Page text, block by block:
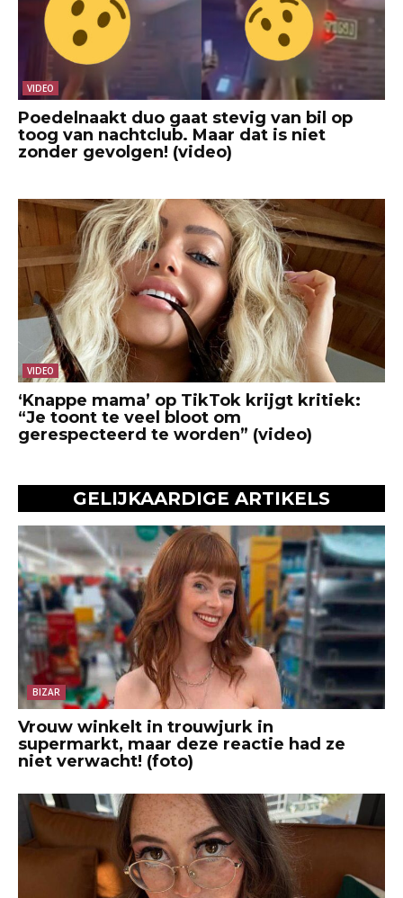
VIDEO
Poedelnaakt duo gaat stevig van bil op
toog van nachtclub. Maar dat is niet
zonder gevolgen! (video)
VIDEO
‘Knappe mama’ op TikTok krijgt kritiek:
“Je toont te veel bloot om
gerespecteerd te worden” (video)
GELIJKAARDIGE ARTIKELS
BIZAR
Vrouw winkelt in trouwjurk in
supermarkt, maar deze reactie had ze
niet verwacht! (foto)